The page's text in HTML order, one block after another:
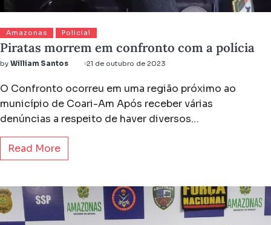
Amazonas Policial
Piratas morrem em confronto com a polícia
by William Santos 21 de outubro de 2023
O Confronto ocorreu em uma região próximo ao
município de Coari-Am Após receber várias
denúncias a respeito de haver diversos…
Read More